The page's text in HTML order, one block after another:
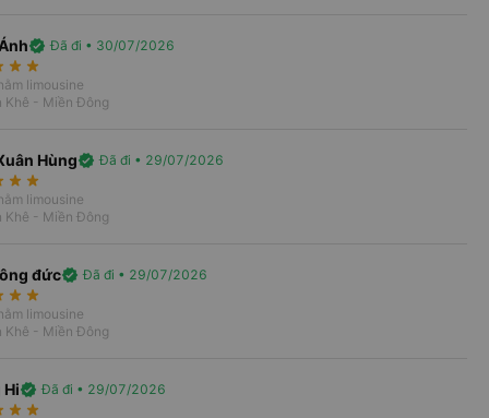
Vexere với nhiều ưu đãi và không
trải nghiệm dịch vụ chất lượng cao,
verified Đã đi • 30/07/2026
star_rate star_rate
limousine
Khê - Miền Đông
Hùngverified Đã đi • 29/07/2026
star_rate star_rate
limousine
Khê - Miền Đông
đứcverified Đã đi • 29/07/2026
star_rate star_rate
limousine
Khê - Miền Đông
Hiverified Đã đi • 29/07/2026
star_rate star_rate